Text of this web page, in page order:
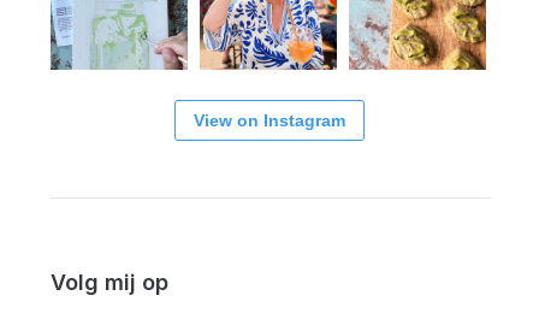
View on Instagram
Volg mij op